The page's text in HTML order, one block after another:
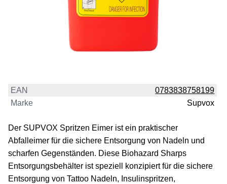
EAN
0783838758199
Marke
Supvox
Der SUPVOX Spritzen Eimer ist ein praktischer
Abfalleimer für die sichere Entsorgung von Nadeln und
scharfen Gegenständen. Diese Biohazard Sharps
Entsorgungsbehälter ist speziell konzipiert für die sichere
Entsorgung von Tattoo Nadeln, Insulinspritzen,